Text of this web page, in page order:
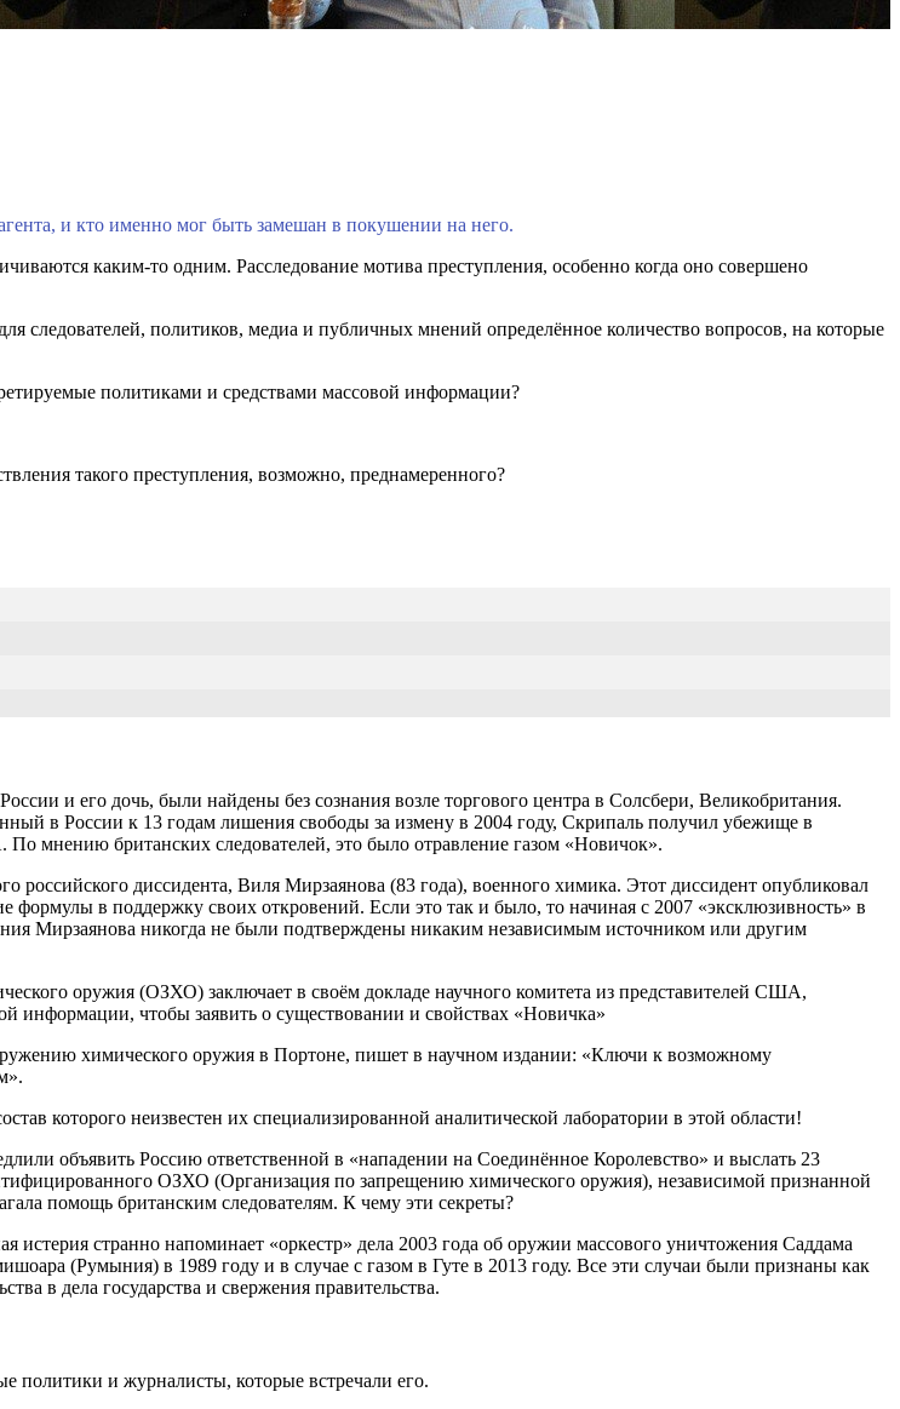
и кто именно мог быть замешан в покушении на него.
каким-то одним. Расследование мотива преступления, особенно когда оно совершено
следователей, политиков, медиа и публичных мнений определённое количество вопросов, на которые
политиками и средствами массовой информации?
такого преступления, возможно, преднамеренного?
и его дочь, были найдены без сознания возле торгового центра в Солсбери, Великобритания.
в России к 13 годам лишения свободы за измену в 2004 году, Скрипаль получил убежище в
мнению британских следователей, это было отравление газом «Новичок».
российского диссидента, Виля Мирзаянова (83 года), военного химика. Этот диссидент опубликовал
формулы в поддержку своих откровений. Если это так и было, то начиная с 2007 «эксклюзивность» в
Мирзаянова никогда не были подтверждены никаким независимым источником или другим
оружия (ОЗХО) заключает в своём докладе научного комитета из представителей США,
информации, чтобы заявить о существовании и свойствах «Новичка»
химического оружия в Портоне, пишет в научном издании: «Ключи к возможному
которого неизвестен их специализированной аналитической лаборатории в этой области!
объявить Россию ответственной в «нападении на Соединённое Королевство» и выслать 23
ОЗХО (Организация по запрещению химического оружия), независимой признанной
помощь британским следователям. К чему эти секреты?
странно напоминает «оркестр» дела 2003 года об оружии массового уничтожения Саддама
(Румыния) в 1989 году и в случае с газом в Гуте в 2013 году. Все эти случаи были признаны как
в дела государства и свержения правительства.
политики и журналисты, которые встречали его.